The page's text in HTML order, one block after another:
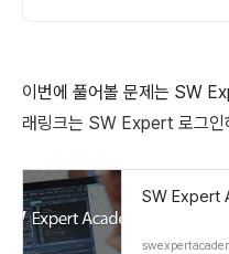
이번에 풀어볼 문제는 SW
래링크는 SW Expert 로그인
SW Expert